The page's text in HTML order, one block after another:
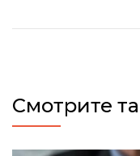
Смотрите